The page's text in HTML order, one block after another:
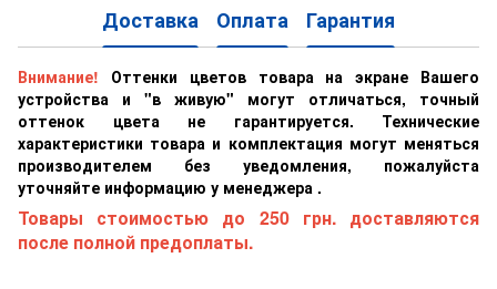
Доставка Оплата Гарантия
Внимание!
Оттенки цветов товара на экране Вашего
устройства и "в живую" могут отличаться, точный
оттенок цвета не гарантируется. Технические
характеристики товара и комплектация могут меняться
производителем без уведомления, пожалуйста
уточняйте информацию у менеджера .
Товары стоимостью до 250 грн. доставляются
после полной предоплаты.